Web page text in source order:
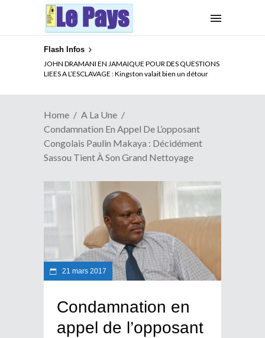
Flash Infos
JOHN DRAMANI EN JAMAIQUE POUR DES QUESTIONS
LIEES A L’ESCLAVAGE : Kingston valait bien un détour
Home
A La Une
Condamnation En Appel De L’opposant
Congolais Paulin Makaya : Décidément
Sassou Tient À Son Grand Nettoyage
21 mars 2017
Condamnation en
appel de l’opposant